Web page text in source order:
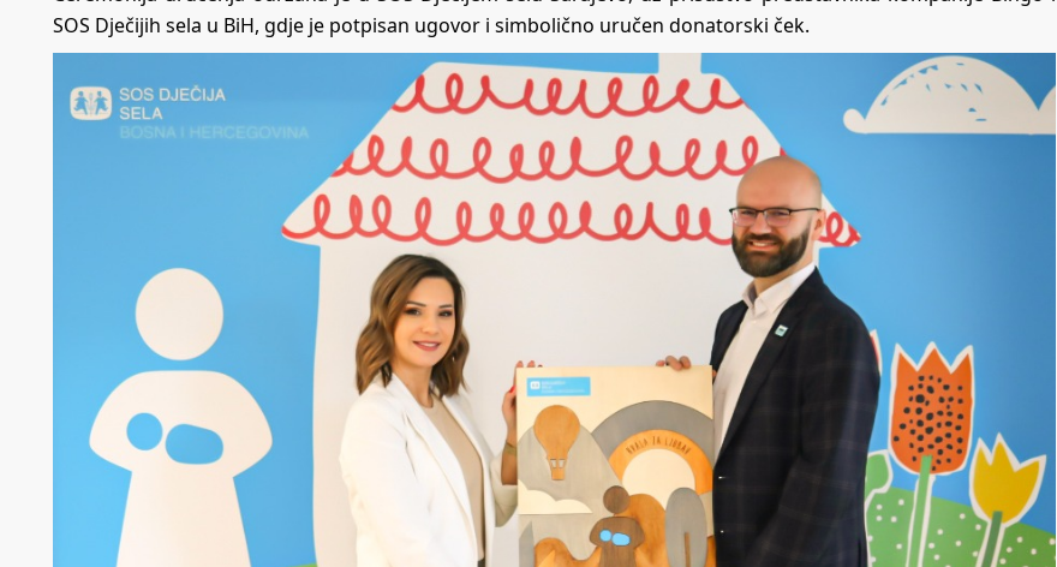
SOS Dječijih sela u BiH, gdje je potpisan ugovor i simbolično uručen donatorski ček.